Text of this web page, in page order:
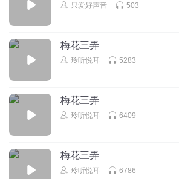
只爱好声音 503
梅花三弄
玲听悦耳 5283
梅花三弄
玲听悦耳 6409
梅花三弄
玲听悦耳 6786